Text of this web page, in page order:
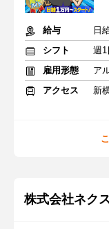
給与
日
シフト
雇用形態
ア
アクセス
新
株式会社ネク